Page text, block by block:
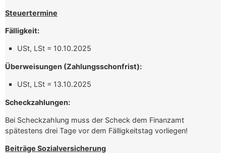
Steuertermine
Fälligkeit:
USt, LSt = 10.10.2025
Überweisungen (Zahlungsschonfrist):
USt, LSt = 13.10.2025
Scheckzahlungen:
Bei Scheckzahlung muss der Scheck dem Finanzamt
spätestens drei Tage vor dem Fälligkeitstag vorliegen!
Beiträge Sozialversicherung